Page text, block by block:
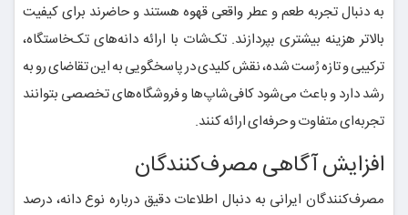
به دنبال تجربه طعم و عطر واقعی قهوه هستند و حاضرند برای کیفیت
بالاتر هزینه بیشتری بپردازند. تک‌شات با ارائه دانه‌های تک‌خاستگاه،
ترکیبی و تازه رُست شده، نقش کلیدی در پاسخگویی به این تقاضای رو به
رشد دارد و باعث می‌شود کافی‌شاپ‌ها و فروشگاه‌های تخصصی بتوانند
تجربه‌ای متفاوت و حرفه‌ای ارائه کنند.
افزایش آگاهی مصرف‌کنندگان
مصرف‌کنندگان ایرانی به دنبال اطلاعات دقیق درباره نوع دانه، درصد